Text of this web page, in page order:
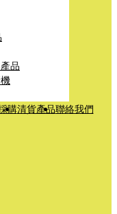
品
購清貨產品聯絡我們